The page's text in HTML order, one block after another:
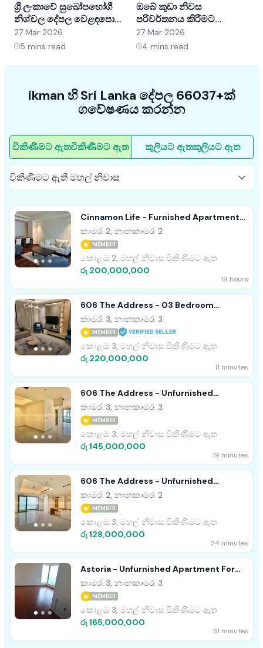
ශ්‍රී ලංකාවේ සුඛෝපභෝගී
නිශ්චල දේපල වෙළඳපොළ
අවබෝධ කර ගැනීම:
අවස්ථා සහ ප්‍රවණතා
27 Mar 2026
5 mins read
ඔබේ කුඩා නිවස
පරිවර්තනය කිරීමට
අභ්‍යන්තර සැලසුම් හක්ක
5ක්
27 Mar 2026
4 mins read
ikman හි Sri Lanka දේපල 66037+ක්
ගවේෂණය කරන්න
විකිණීමට ඇතවිකිණීමට ඇත කුලියට ඇතකුලියට ඇත
Cinnamon Life - Furnished Apartment
For Sale A40839 Colombo 02
කාමර: 2, නානකාමර: 2
MEMBER
කොළඹ 2, මහල් නිවාස විකිණීමට ඇත
රු 200,000,000
19 hours
606 The Address - 03 Bedroom
Apartment For Sale In Colombo (A6465)
කාමර: 3, නානකාමර: 3
MEMBER
කොළඹ 3, මහල් නිවාස විකිණීමට ඇත
රු 220,000,000
11 minutes
606 The Address - Unfurnished
Apartment For Sale A44783
කාමර: 3, නානකාමර: 3
MEMBER
කොළඹ 3, මහල් නිවාස විකිණීමට ඇත
රු 145,000,000
19 minutes
606 The Address - Unfurnished
Apartment For Sale A39022
කාමර: 2, නානකාමර: 2
MEMBER
කොළඹ 3, මහල් නිවාස විකිණීමට ඇත
රු 128,000,000
24 minutes
Astoria - Unfurnished Apartment For
Sale A18403
කාමර: 3, නානකාමර: 3
MEMBER
කොළඹ 3, මහල් නිවාස විකිණීමට ඇත
රු 165,000,000
31 minutes